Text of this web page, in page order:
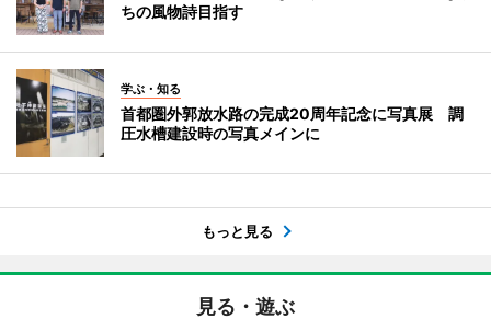
ちの風物詩目指す
学ぶ・知る
首都圏外郭放水路の完成20周年記念に写真展 調
圧水槽建設時の写真メインに
もっと見る
見る・遊ぶ